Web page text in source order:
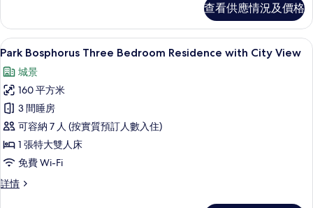
View
的
相
片
Residence
with
City
詳
情
查看供應情況及價格
載
入
所
有
Park
Bosphorus
Three
Bedroom
Residence
Park Bosphorus Three Bedroom
6
Park Bosphorus Three Bedroom Residence with City View
城景
160 平方米
3 間睡房
可容納 7 人 (按實質預訂人數入住)
1 張特大雙人床
免費 Wi-Fi
詳情
Park